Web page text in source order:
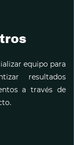
equipo para
resultados
a través de